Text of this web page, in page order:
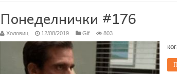
Понеделнички #176
Холовиц 12/08/2019 Gif 803